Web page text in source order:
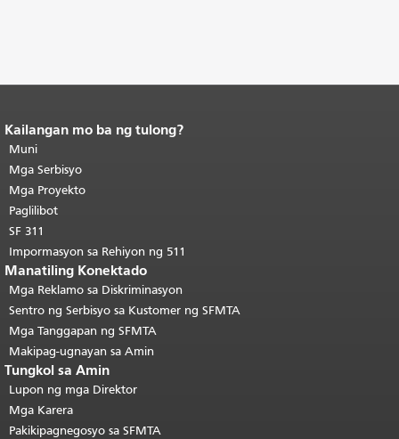
Katapusan ng nilalaman ng
pahina.
pahinang ito ay nauulit sa bawat
pahina.Bumalik sa tuktok ng
pangunahing nilalaman
Kailangan mo ba ng tulong?
Muni
Mga Serbisyo
Mga Proyekto
Paglilibot
SF 311
Impormasyon sa Rehiyon ng 511
Manatiling Konektado
Mga Reklamo sa Diskriminasyon
Sentro ng Serbisyo sa Kustomer ng SFMTA
Mga Tanggapan ng SFMTA
Makipag-ugnayan sa Amin
Tungkol sa Amin
Lupon ng mga Direktor
Mga Karera
Pakikipagnegosyo sa SFMTA